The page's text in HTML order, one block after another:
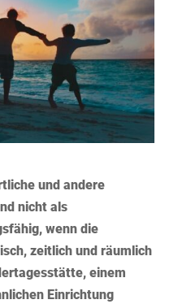
und andere
nicht als
wenn die
zeitlich und räumlich
einem
Einrichtung